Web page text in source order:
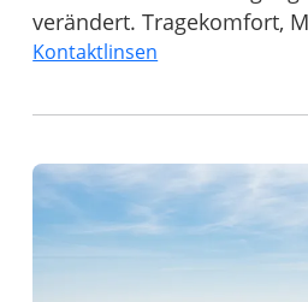
verändert. Tragekomfort,
Kontaktlinsen